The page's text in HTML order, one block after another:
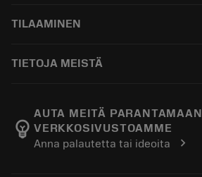
ผู้จัดจำหน่ายและผู้เชี่ยวชาญ
TILAAMINEN
สั่งซื้อ
ติดตามคำสั่งซื้อของคุณ
ทำใบเสนอราคา
TIETOJA MEISTÄ
Manufacturing Wellness
อาชีพ
ธุรกิจที่ยั่งยืน
emoji_objects
AUTA MEITÄ PARANTAMAAN
VERKKOSIVUSTOAMME
Anna palautetta tai ideoita
chevron_right